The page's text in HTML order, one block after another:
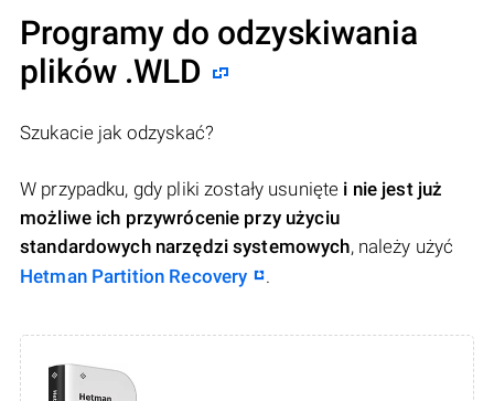
Programy do odzyskiwania
plików .WLD
Szukacie jak odzyskać?
W przypadku, gdy pliki zostały usunięte i nie jest już
możliwe ich przywrócenie przy użyciu
standardowych narzędzi systemowych, należy użyć
Hetman Partition Recovery
.